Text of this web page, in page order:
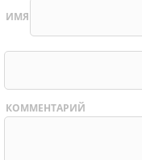
ИМЯ
КОММЕНТАРИЙ